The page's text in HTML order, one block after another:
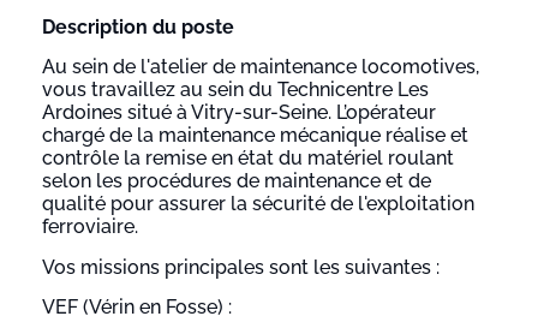
Description du poste
Au sein de l'atelier de maintenance locomotives,
vous travaillez au sein du Technicentre Les
Ardoines situé à Vitry-sur-Seine. L’opérateur
chargé de la maintenance mécanique réalise et
contrôle la remise en état du matériel roulant
selon les procédures de maintenance et de
qualité pour assurer la sécurité de l'exploitation
ferroviaire.
Vos missions principales sont les suivantes :
VEF (Vérin en Fosse) :